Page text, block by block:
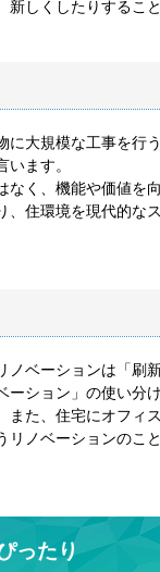
新しくしたりするこ
大規模な工事を行
ます。
なく、機能や価値を
住環境を現代的な
ノベーションは「刷
ーション」の使い分
た、住宅にオフィ
リノベーションのこ
ったり